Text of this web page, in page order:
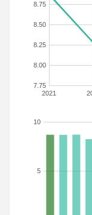
2021
7.75
8.00
8.25
8.50
8.75
5
10